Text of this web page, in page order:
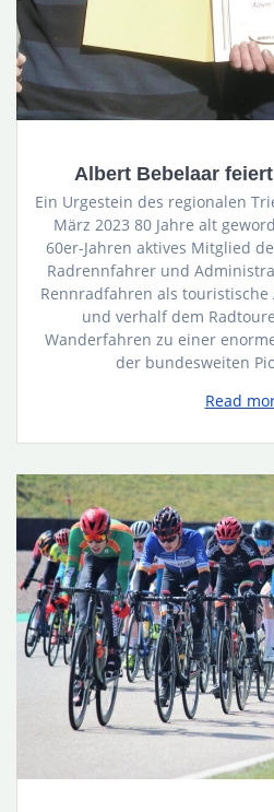
Albert Bebelaar
Ein Urgestein des regionalen
März 2023 80 Jahre alt
60er-Jahren aktives Mitglied
Radrennfahrer und
Rennradfahren als
und verhalf dem
Wanderfahren zu einer
der bundesweiten
Read